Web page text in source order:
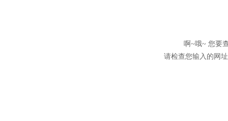
啊~哦~ 您要
请检查您输入的网